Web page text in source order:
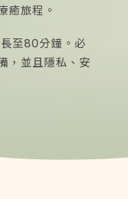
癒旅程。
至80分鐘。必
，並且隱私、安